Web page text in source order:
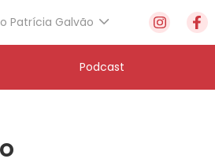
Patrícia Galvão
Podcast